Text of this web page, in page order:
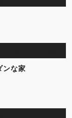
ンな家